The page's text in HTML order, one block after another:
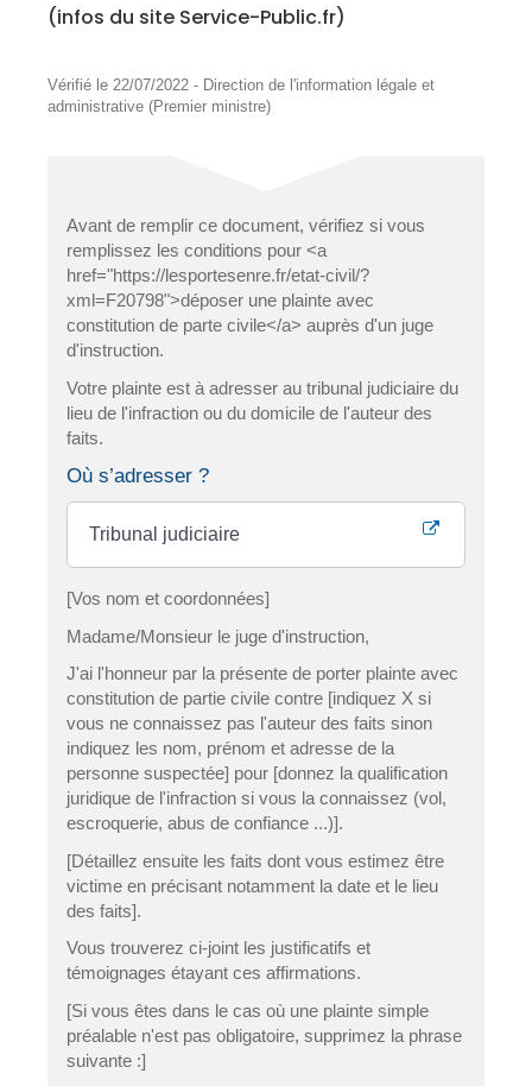
(infos du site Service-Public.fr)
Vérifié le 22/07/2022 - Direction de l'information légale et
administrative (Premier ministre)
Avant de remplir ce document, vérifiez si vous
remplissez les conditions pour <a
href="https://lesportesenre.fr/etat-civil/?
xml=F20798">déposer une plainte avec
constitution de parte civile</a> auprès d'un juge
d'instruction.
Votre plainte est à adresser au tribunal judiciaire du
lieu de l'infraction ou du domicile de l'auteur des
faits.
Où s’adresser ?
Tribunal judiciaire
[Vos nom et coordonnées]
Madame/Monsieur le juge d'instruction,
J'ai l'honneur par la présente de porter plainte avec
constitution de partie civile contre [indiquez X si
vous ne connaissez pas l'auteur des faits sinon
indiquez les nom, prénom et adresse de la
personne suspectée] pour [donnez la qualification
juridique de l'infraction si vous la connaissez (vol,
escroquerie, abus de confiance ...)].
[Détaillez ensuite les faits dont vous estimez être
victime en précisant notamment la date et le lieu
des faits].
Vous trouverez ci-joint les justificatifs et
témoignages étayant ces affirmations.
[Si vous êtes dans le cas où une plainte simple
préalable n'est pas obligatoire, supprimez la phrase
suivante :]